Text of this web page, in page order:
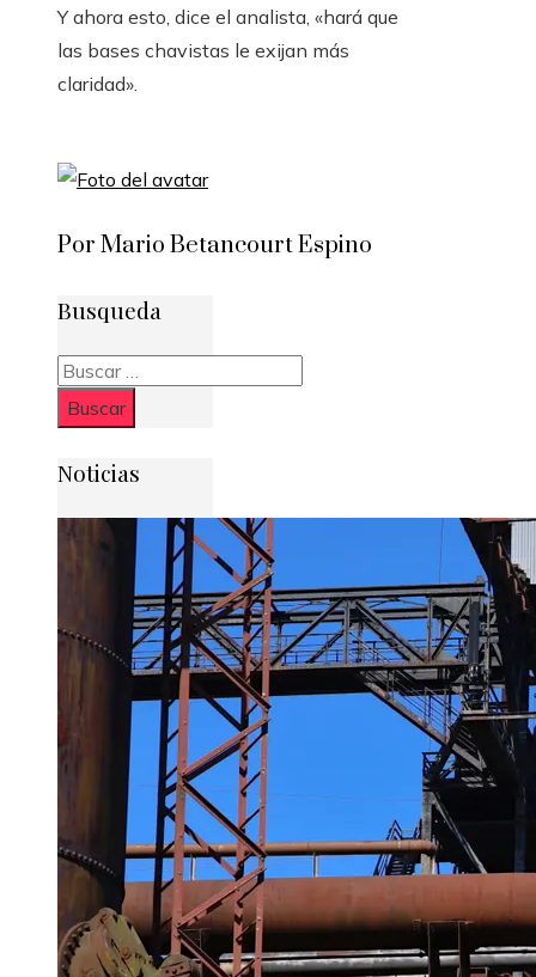
Y ahora esto, dice el analista, «hará que
las bases chavistas le exijan más
claridad».
Por Mario Betancourt Espino
Busqueda
Buscar:
Noticias